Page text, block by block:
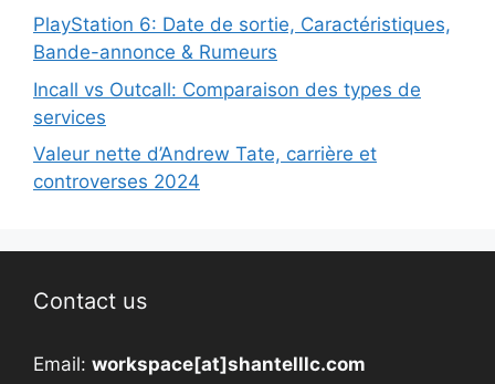
PlayStation 6: Date de sortie, Caractéristiques,
Bande-annonce & Rumeurs
Incall vs Outcall: Comparaison des types de
services
Valeur nette d’Andrew Tate, carrière et
controverses 2024
Contact us
Email: workspace[at]shantelllc.com